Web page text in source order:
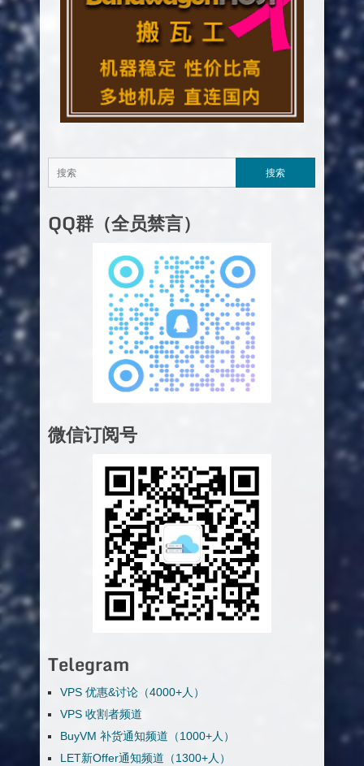
QQ群（全员禁言）
微信订阅号
Telegram
VPS 优惠&讨论（4000+人）
VPS 收割者频道
BuyVM 补货通知频道（1000+人）
LET新Offer通知频道（1300+人）